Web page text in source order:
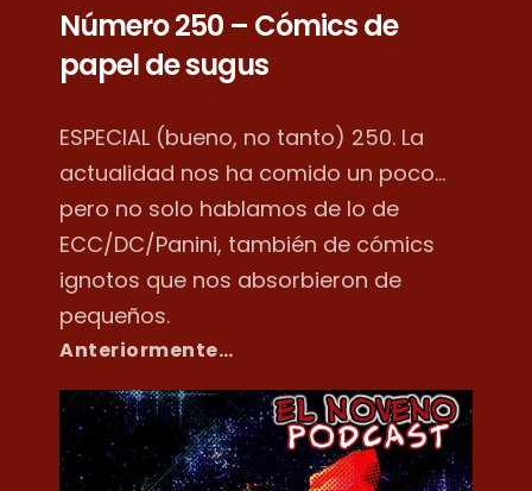
Número 250 – Cómics de
papel de sugus
ESPECIAL (bueno, no tanto) 250. La
actualidad nos ha comido un poco...
pero no solo hablamos de lo de
ECC/DC/Panini, también de cómics
ignotos que nos absorbieron de
pequeños.
Anteriormente…